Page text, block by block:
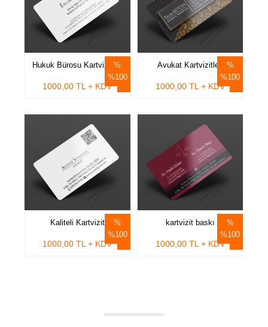
%100
Hukuk Bürosu Kartvizitleri
1000,00 TL + KDV
%100
Avukat Kartvizitleri
1000,00 TL + KDV
%100
Kaliteli Kartvizit
1000,00 TL + KDV
%100
kartvizit baskı
1000,00 TL + KDV